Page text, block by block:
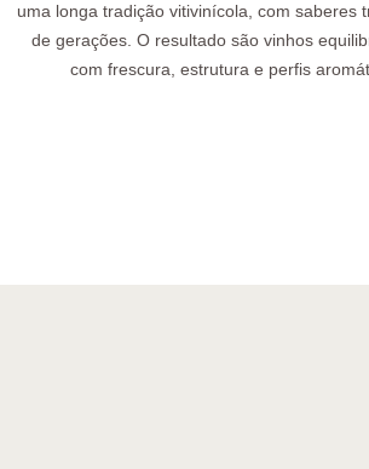
uma longa tradição vitivinícola, com saberes
de gerações. O resultado são vinhos
com frescura, estrutura e perfis